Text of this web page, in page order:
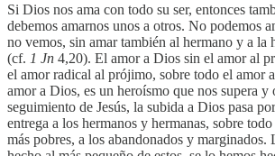
Si Dios nos ama con todo su ser, entonces
debemos amarnos unos a otros. No podemos
no vemos, sin amar también al hermano y a la
(cf. 1 Jn 4,20). El amor a Dios sin el amor al
el amor radical al prójimo, sobre todo el amor
amor a Dios, es un heroísmo que nos supera y
seguimiento de Jesús, la subida a Dios pasa
entrega a los hermanos y hermanas, sobre
más pobres, a los abandonados y marginados.